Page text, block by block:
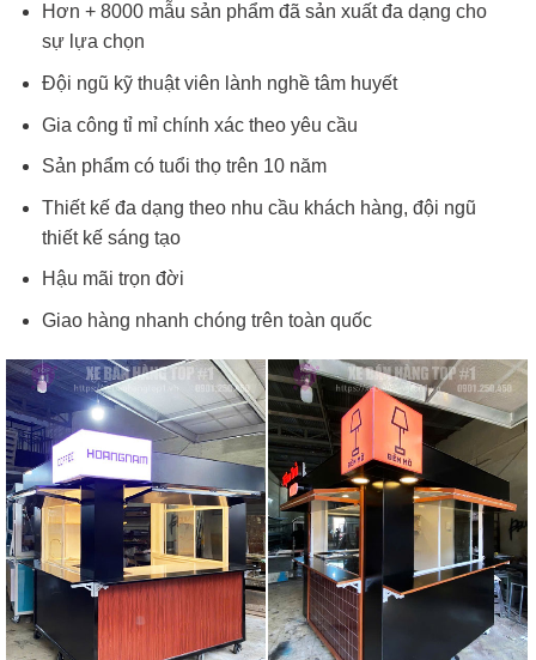
Hơn + 8000 mẫu sản phẩm đã sản xuất đa dạng cho
sự lựa chọn
Đội ngũ kỹ thuật viên lành nghề tâm huyết
Gia công tỉ mỉ chính xác theo yêu cầu
Sản phẩm có tuổi thọ trên 10 năm
Thiết kế đa dạng theo nhu cầu khách hàng, đội ngũ
thiết kế sáng tạo
Hậu mãi trọn đời
Giao hàng nhanh chóng trên toàn quốc